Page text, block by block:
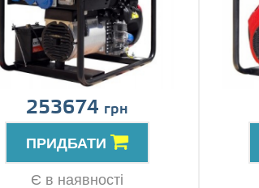
253674 грн
ПРИДБАТИ
Є в наявності